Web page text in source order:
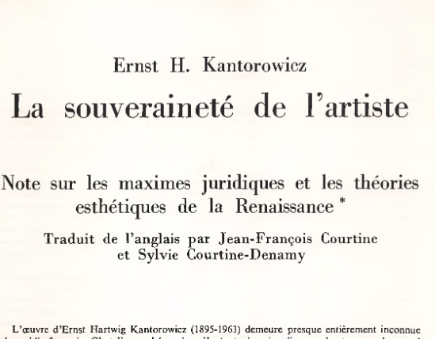
Ernst  H.  Kantorowicz
La  souveraineté  de  l’artiste
Note  sur  les  maximes  juridiques  et  les  théories
esthétiques  de  la  Renaissance *
Traduit  de  l’anglais  par  Jean-François  Courtine
et  Sylvie  Courtine-Denamy
L’œuvre  d’Ernst  Hartwig  Kantorowicz  (1895-1963)  demeure  presque  entièrement  inconnue